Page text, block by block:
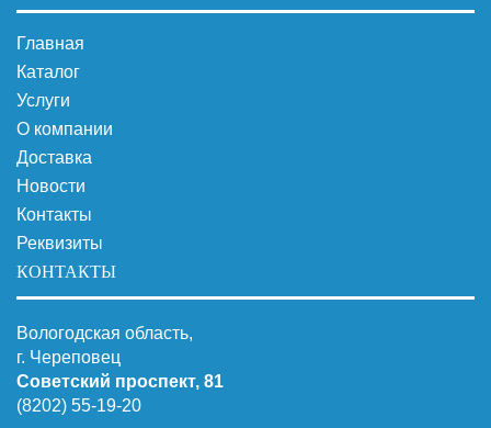
Главная
Каталог
Услуги
О компании
Доставка
Новости
Контакты
Реквизиты
КОНТАКТЫ
Вологодская область,
г. Череповец
Советский проспект, 81
(8202) 55-19-20